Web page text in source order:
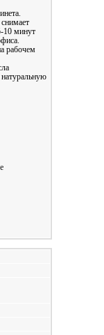
10 минут
рабочем
натуральную